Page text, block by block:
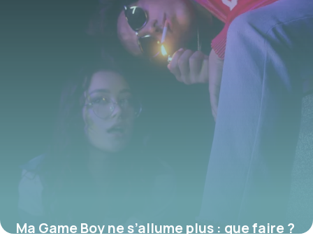
Ma Game Boy ne s’allume plus : que faire ?